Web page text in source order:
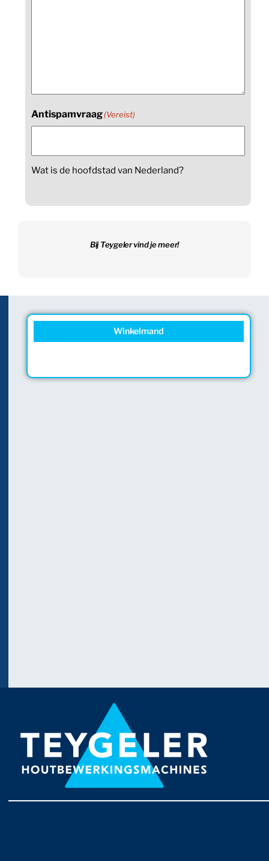
Antispamvraag(Vereist)
Wat is de hoofdstad van Nederland?
Bij Teygeler vind je meer!
Winkelmand